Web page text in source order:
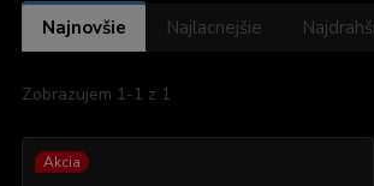
Najnovšie Najlacnejšie
Zobrazujem 1-1 z 1
Akcia